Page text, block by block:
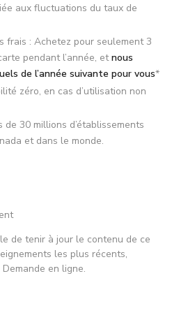
aux fluctuations du taux de
frais : Achetez pour seulement3
pendant l’année, etnous
de l’année suivante pour vous*
zéro, en cas d’utilisation non
30 millions d’établissements
et dans le monde.
de tenir à jour le contenu de ce
les plus récents,
en ligne.